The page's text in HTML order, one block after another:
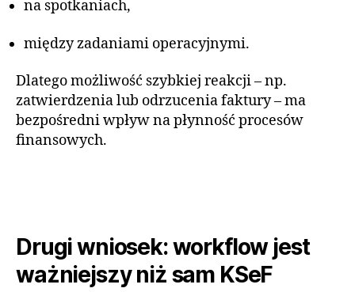
na spotkaniach,
między zadaniami operacyjnymi.
Dlatego możliwość szybkiej reakcji – np.
zatwierdzenia lub odrzucenia faktury – ma
bezpośredni wpływ na płynność procesów
finansowych.
Drugi wniosek: workflow jest
ważniejszy niż sam KSeF